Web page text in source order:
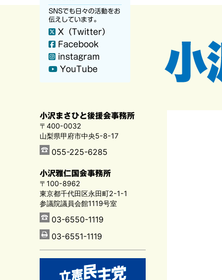
SNSでも日々の活動をお
伝えしています。
X（Twitter）
Facebook
instagram
YouTube
小沢まさひと後援会事務所
〒400-0032
山梨県甲府市中央5-8-17
055-225-6285
小沢雅仁国会事務所
〒100-8962
東京都千代田区永田町2-1-1
参議院議員会館1119号室
03-6550-1119
03-6551-1119